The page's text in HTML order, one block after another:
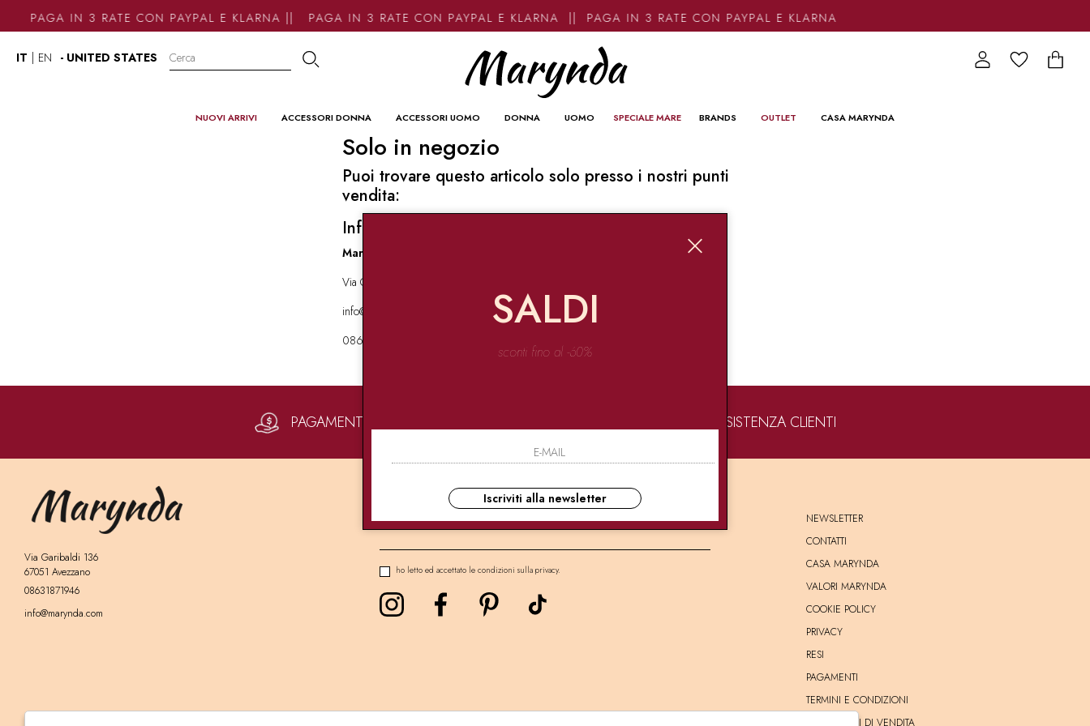
PAGA IN 3 RATE CON PAYPAL E KLARNA || PAGA IN 3 RATE CON PAYPAL E KLARNA || PAGA IN 3 RATE CON PAYPAL E KLARNA
IT EN - UNITED STATES
NUOVI ARRIVI ACCESSORI DONNA ACCESSORI UOMO DONNA UOMO SPECIALE MARE BRANDS OUTLET CASA MARYNDA
Solo in negozio
Puoi trovare questo articolo solo presso i nostri punti
vendita:
Info contatti
Marynda
Via Garibaldi 136 67051 Avezzano
info@marynda.com
08631871946
PAGAMENTI SICURI ASSISTENZA CLIENTI
Via Garibaldi 136
67051 Avezzano
08631871946
info@marynda.com
NEWSLETTER
ho letto ed accettato le condizioni sulla privacy.
NEWSLETTER
CONTATTI
CASA MARYNDA
VALORI MARYNDA
COOKIE POLICY
PRIVACY
RESI
PAGAMENTI
TERMINI E CONDIZIONI
CONDIZIONI DI VENDITA
SALDI
sconti fino al -60%
Iscriviti alla newsletter